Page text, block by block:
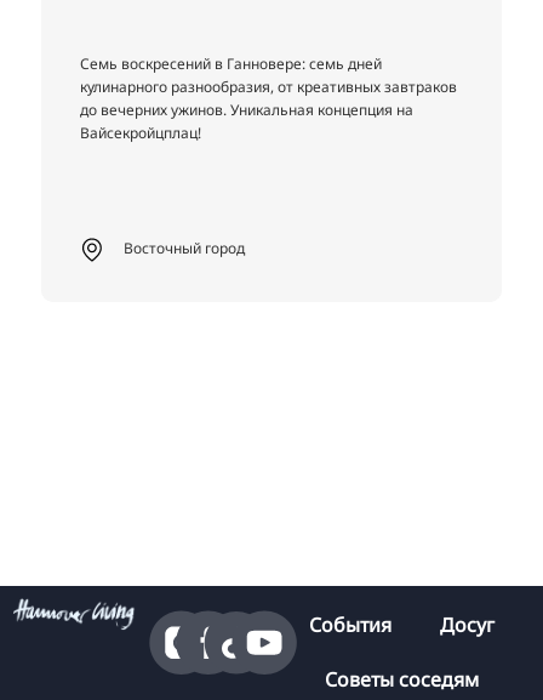
Семь воскресений в Ганновере: семь дней
кулинарного разнообразия, от креативных завтраков
до вечерних ужинов. Уникальная концепция на
Вайсекройцплац!
Восточный город
События Досуг
Советы соседям